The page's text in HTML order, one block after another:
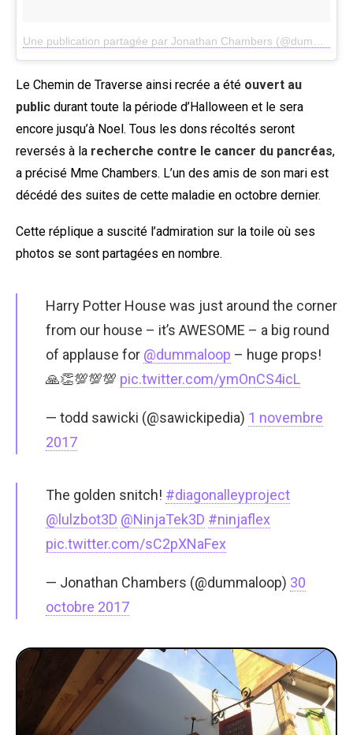
Le Chemin de Traverse ainsi recrée a été ouvert au
public durant toute la période d’Halloween et le sera
encore jusqu’à Noel. Tous les dons récoltés seront
reversés à la recherche contre le cancer du pancréas,
a précisé Mme Chambers. L’un des amis de son mari est
décédé des suites de cette maladie en octobre dernier.
Cette réplique a suscité l’admiration sur la toile où ses
photos se sont partagées en nombre.
Harry Potter House was just around the corner
from our house – it’s AWESOME – a big round
of applause for @dummaloop – huge props!
🙏👏💯💯💯 pic.twitter.com/ymOnCS4icL
— todd sawicki (@sawickipedia) 1 novembre
2017
The golden snitch! #diagonalleyproject
@lulzbot3D @NinjaTek3D #ninjaflex
pic.twitter.com/sC2pXNaFex
— Jonathan Chambers (@dummaloop) 30
octobre 2017